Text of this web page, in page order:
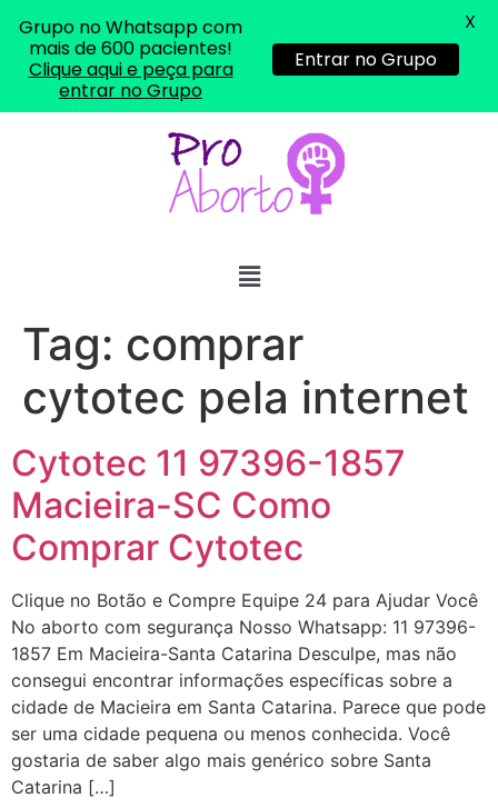
Tag: comprar
cytotec pela internet
Cytotec 11 97396-1857
Macieira-SC Como
Comprar Cytotec
Clique no Botão e Compre Equipe 24 para Ajudar Você
No aborto com segurança Nosso Whatsapp: 11 97396-
1857 Em Macieira-Santa Catarina Desculpe, mas não
consegui encontrar informações específicas sobre a
cidade de Macieira em Santa Catarina. Parece que pode
ser uma cidade pequena ou menos conhecida. Você
gostaria de saber algo mais genérico sobre Santa
Catarina […]
Grupo no Whatsapp com
mais de 600 pacientes!
Clique aqui e peça para
entrar no Grupo
Entrar no Grupo
X